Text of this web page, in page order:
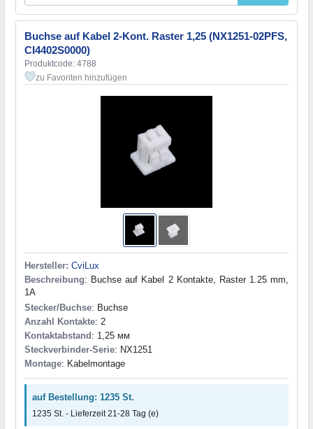
Buchse auf Kabel 2-Kont. Raster 1,25 (NX1251-02PFS,
CI4402S0000)
Produktcode: 4788
zu Favoriten hinzufügen
Hersteller: CviLux
Beschreibung: Buchse auf Kabel 2 Kontakte, Raster 1.25 mm,
1A
Stecker/Buchse: Buchse
Anzahl Kontakte: 2
Kontaktabstand: 1,25 мм
Steckverbinder-Serie: NX1251
Montage: Kabelmontage
auf Bestellung: 1235 St.
1235 St. - Lieferzeit 21-28 Tag (e)